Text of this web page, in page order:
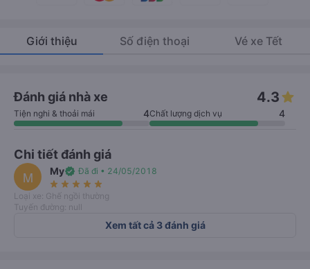
Giới thiệu Số điện thoại Vé xe Tết
Đánh giá nhà xe 4.3
Tiện nghi & thoải mái 4Chất lượng dịch vụ 4
Chi tiết đánh giá
M Myverified Đã đi • 24/05/2018
star_rate star_rate star_rate star_rate star_rate
Loại xe: Ghế ngồi thường
Tuyến đường: null
Xem tất cả 3 đánh giá